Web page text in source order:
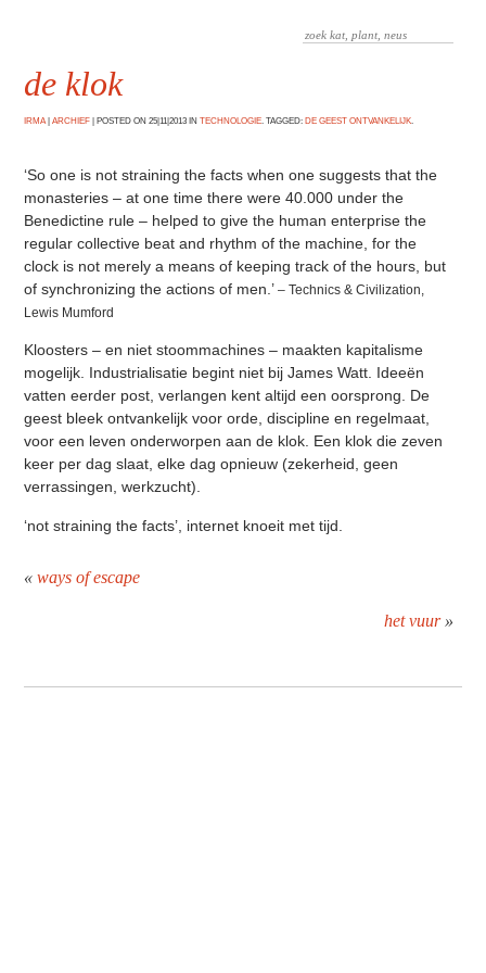
de klok
IRMA|ARCHIEF POSTED ON 25|11|2013 INTECHNOLOGIE. TAGGED: DE GEEST ONTVANKELIJK.
‘So one is not straining the facts when one suggests that the
monasteries – at one time there were 40.000 under the
Benedictine rule – helped to give the human enterprise the
regular collective beat and rhythm of the machine, for the
clock is not merely a means of keeping track of the hours, but
of synchronizing the actions of men.’– Technics & Civilization,
Lewis Mumford
Kloosters – en niet stoommachines – maakten kapitalisme
mogelijk. Industrialisatie begint niet bij James Watt. Ideeën
vatten eerder post, verlangen kent altijd een oorsprong. De
geest bleek ontvankelijk voor orde, discipline en regelmaat,
voor een leven onderworpen aan de klok. Een klok die zeven
keer per dag slaat, elke dag opnieuw (zekerheid, geen
verrassingen, werkzucht).
‘not straining the facts’, internet knoeit met tijd.
«ways of escape
het vuur»